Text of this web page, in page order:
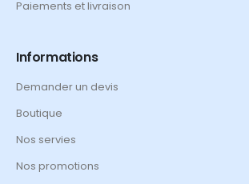
Paiements et livraison
Informations
Demander un devis
Boutique
Nos servies
Nos promotions